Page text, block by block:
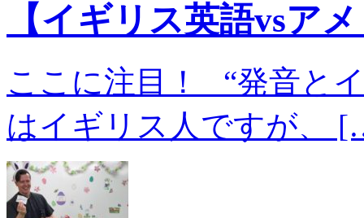
【イギリス英語vsア
ここに注目！ “発音と
はイギリス人ですが、